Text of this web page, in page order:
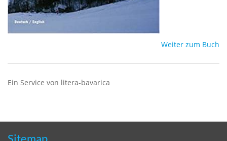
Weiter zum Buch
Ein Service von litera-bavarica
Sitemap